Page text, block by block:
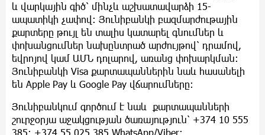
և վարկային գիծ՝ մինչև աշխատավարձի 15-
ապատիկի չափով: Յունիբանկի բազմարժութային
քարտերը թույլ են տալիս կատարել գնումներ և
փոխանցումներ նախընտրած արժույթով՝ դրամով,
եվրոյով կամ ԱՄՆ դոլարով, առանց փոխարկման:
Յունիբանկի Visa քարտապաններին նաև հասանելի
են Apple Pay և Google Pay վճարումները։
Յունիբանկում գործում է նաև քարտապանների
շուրջօրյա աջակցության ծառայություն՝ +374 10 555
385; +374 55 025 385 WhatsApp/Viber: